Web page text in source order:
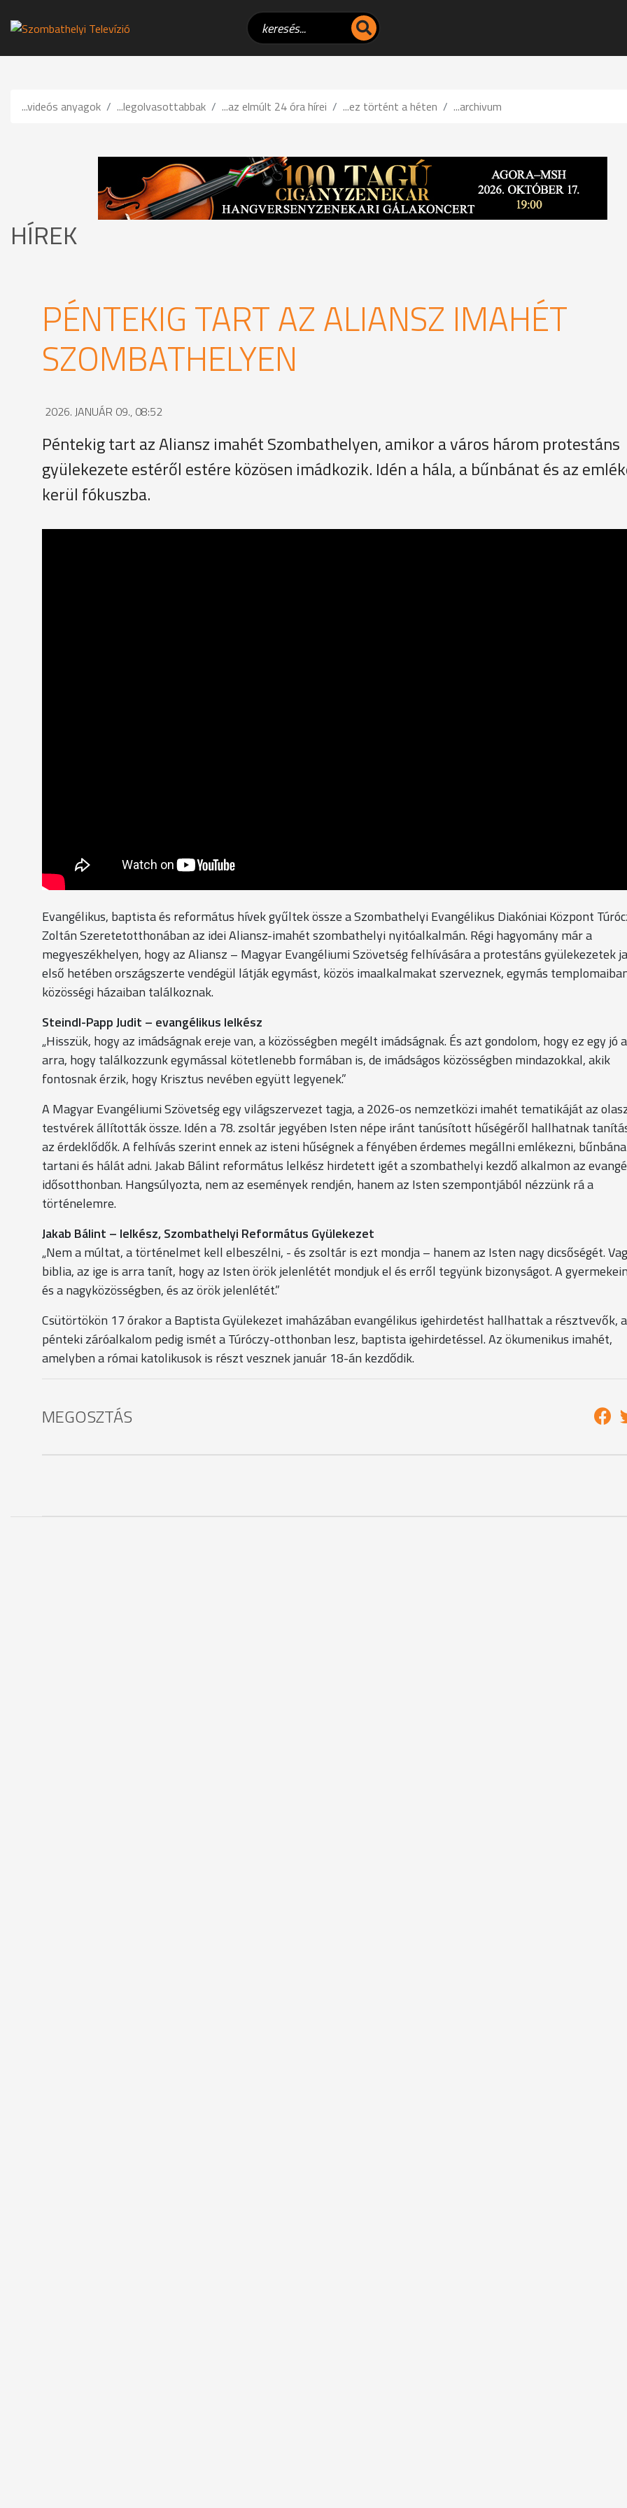
...videós anyagok ...legolvasottabbak ...az elmúlt 24 óra hírei ...ez történt a héten ...archivum
HÍREK
PÉNTEKIG TART AZ ALIANSZ IMAHÉT
SZOMBATHELYEN
2026. JANUÁR 09., 08:52
Péntekig tart az Aliansz imahét Szombathelyen, amikor a város három protestáns
gyülekezete estéről estére közösen imádkozik. Idén a hála, a bűnbánat és az
kerül fókuszba.
Evangélikus, baptista és református hívek gyűltek össze a Szombathelyi Evangélikus Diakóniai Központ
Zoltán Szeretetotthonában az idei Aliansz-imahét szombathelyi nyitóalkalmán. Régi hagyomány már a
megyeszékhelyen, hogy az Aliansz – Magyar Evangéliumi Szövetség felhívására a protestáns gyülekezetek
első hetében országszerte vendégül látják egymást, közös imaalkalmakat szerveznek, egymás
közösségi házaiban találkoznak.
Steindl-Papp Judit – evangélikus lelkész
„Hisszük, hogy az imádságnak ereje van, a közösségben megélt imádságnak. És azt gondolom, hogy ez egy jó
arra, hogy találkozzunk egymással kötetlenebb formában is, de imádságos közösségben mindazokkal, akik
fontosnak érzik, hogy Krisztus nevében együtt legyenek.”
A Magyar Evangéliumi Szövetség egy világszervezet tagja, a 2026-os nemzetközi imahét tematikáját az
testvérek állították össze. Idén a 78. zsoltár jegyében Isten népe iránt tanúsított hűségéről hallhatnak
az érdeklődők. A felhívás szerint ennek az isteni hűségnek a fényében érdemes megállni emlékezni,
tartani és hálát adni. Jakab Bálint református lelkész hirdetett igét a szombathelyi kezdő alkalmon az
idősotthonban. Hangsúlyozta, nem az események rendjén, hanem az Isten szempontjából nézzünk rá a
történelemre.
Jakab Bálint – lelkész, Szombathelyi Református Gyülekezet
„Nem a múltat, a történelmet kell elbeszélni, - és zsoltár is ezt mondja – hanem az Isten nagy dicsőségét.
biblia, az ige is arra tanít, hogy az Isten örök jelenlétét mondjuk el és erről tegyünk bizonyságot. A
és a nagyközösségben, és az örök jelenlétét.”
Csütörtökön 17 órakor a Baptista Gyülekezet imaházában evangélikus igehirdetést hallhattak a résztvevők, a
pénteki záróalkalom pedig ismét a Túróczy-otthonban lesz, baptista igehirdetéssel. Az ökumenikus imahét,
amelyben a római katolikusok is részt vesznek január 18-án kezdődik.
MEGOSZTÁS